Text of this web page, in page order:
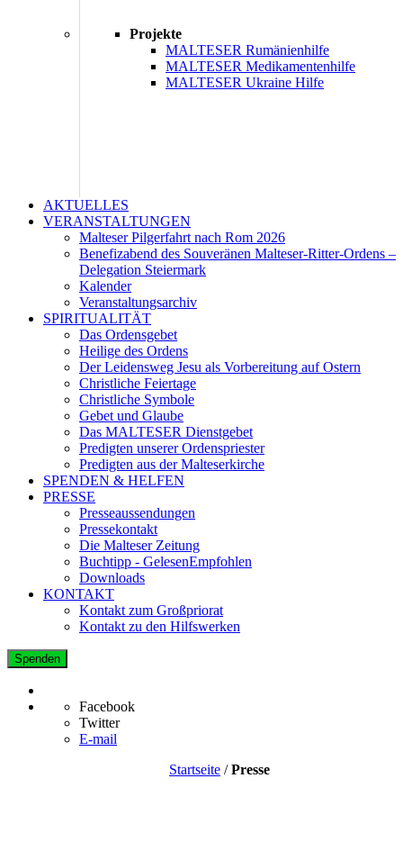
Projekte
MALTESER Rumänienhilfe
MALTESER Medikamentenhilfe
MALTESER Ukraine Hilfe
AKTUELLES
VERANSTALTUNGEN
Malteser Pilgerfahrt nach Rom 2026
Benefizabend des Souveränen Malteser-Ritter-Ordens –
Delegation Steiermark
Kalender
Veranstaltungsarchiv
SPIRITUALITÄT
Das Ordensgebet
Heilige des Ordens
Der Leidensweg Jesu als Vorbereitung auf Ostern
Christliche Feiertage
Christliche Symbole
Gebet und Glaube
Das MALTESER Dienstgebet
Predigten unserer Ordenspriester
Predigten aus der Malteserkirche
SPENDEN & HELFEN
PRESSE
Presseaussendungen
Pressekontakt
Die Malteser Zeitung
Buchtipp - GelesenEmpfohlen
Downloads
KONTAKT
Kontakt zum Großpriorat
Kontakt zu den Hilfswerken
Spenden
Facebook
Twitter
E-mail
Startseite /Presse